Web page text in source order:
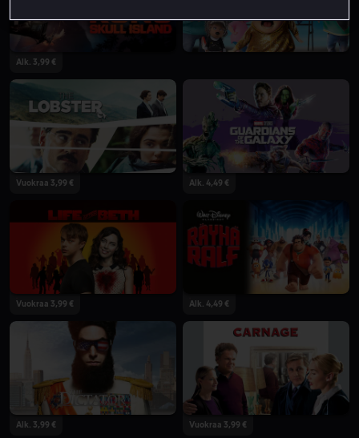
Alk. 3,99 €
Vuokraa 3,99 € Alk. 4,49 €
Vuokraa 3,99 € Alk. 4,49 €
Alk. 3,99 € Vuokraa 3,99 €